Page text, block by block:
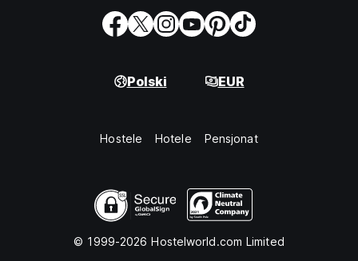
Polski EUR
Hostele Hotele Pensjonat
© 1999-2026 Hostelworld.com Limited